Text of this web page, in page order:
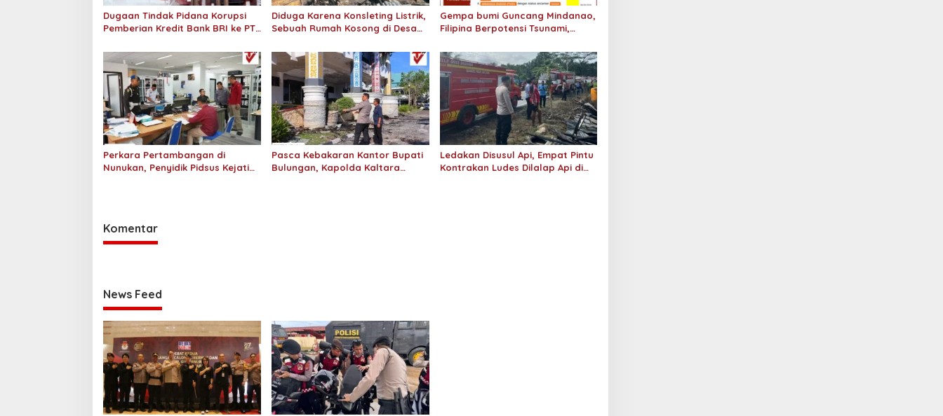
Dugaan Tindak Pidana Korupsi
Pemberian Kredit Bank BRI ke PT.
Diduga Karena Konsleting Listrik,
Sebuah Rumah Kosong di Desa
Gempa bumi Guncang Mindanao,
Filipina Berpotensi Tsunami,
Sejumlah Wilayah di Indonesia
Termasuk Kaltara
Perkara Pertambangan di
Nunukan, Penyidik Pidsus Kejati
Pasca Kebakaran Kantor Bupati
Bulungan, Kapolda Kaltara
Ledakan Disusul Api, Empat Pintu
Kontrakan Ludes Dilalap Api di
Komentar
News Feed